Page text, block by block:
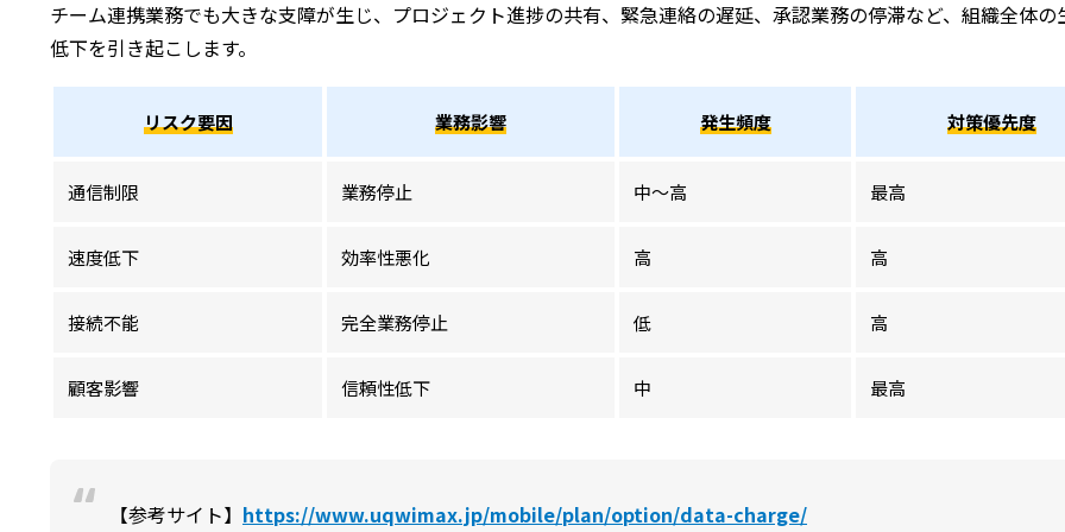
チーム連携業務でも大きな支障が生じ、プロジェクト進捗の共有、緊急連絡の遅延、承認業務の停滞など、組織全体の
低下を引き起こします。
リスク要因 業務影響 発生頻度 対策優先度
通信制限 業務停止 中～高 最高
速度低下 効率性悪化 高 高
接続不能 完全業務停止 低 高
顧客影響 信頼性低下 中 最高
【参考サイト】 https://www.uqwimax.jp/mobile/plan/option/data-charge/